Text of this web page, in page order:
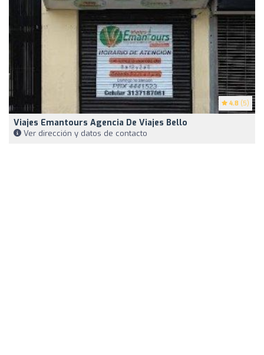
4.8 (5)
Viajes Emantours Agencia De Viajes Bello
Ver dirección y datos de contacto